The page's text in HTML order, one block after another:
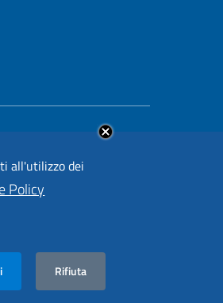
https://www.instagram.com/
• Realizzato da
all'utilizzo dei
Policy
Rifiuta
Rifiuta